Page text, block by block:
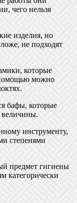
чего нельзя
изделия, но
не подходят
которые
можно
бафы, которые
величины.
инструменту,
степенями
предмет гигиены
категорически